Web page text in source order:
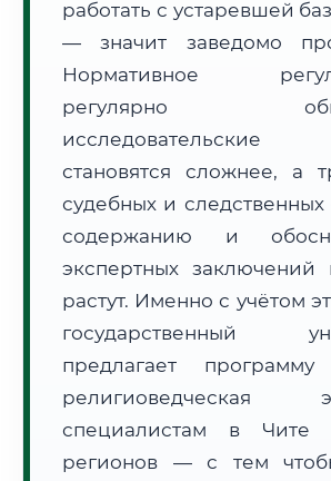
Формат учебы:
🗺️ Зона обслуживания: г. Чита
• Маршрут транзита: ~2 030 км
📜 Документы и аккредитация
Нажмите на документ для
работать с устаревшей
— значит заведомо
Нормативное
регулярно
исследовательские
становятся сложнее, а
судебных и следственных
содержанию и
экспертных заключений
растут. Именно с учётом
государственный
предлагает программу
религиоведческая
специалистам в Чите
регионов — с тем